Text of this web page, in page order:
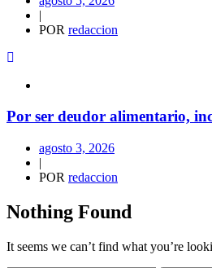
|
POR redaccion
Por ser deudor alimentario,
agosto 3, 2026
|
POR redaccion
Nothing Found
It seems we can’t find what you’re